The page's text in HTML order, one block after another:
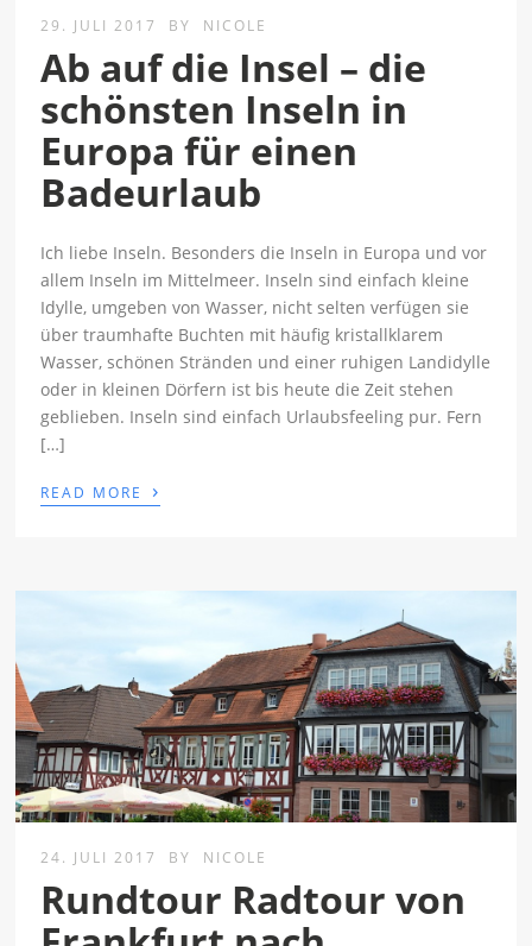
29. JULI 2017 BY NICOLE
Ab auf die Insel – die
schönsten Inseln in
Europa für einen
Badeurlaub
Ich liebe Inseln. Besonders die Inseln in Europa und vor
allem Inseln im Mittelmeer. Inseln sind einfach kleine
Idylle, umgeben von Wasser, nicht selten verfügen sie
über traumhafte Buchten mit häufig kristallklarem
Wasser, schönen Stränden und einer ruhigen Landidylle
oder in kleinen Dörfern ist bis heute die Zeit stehen
geblieben. Inseln sind einfach Urlaubsfeeling pur. Fern
[…]
READ MORE ›
24. JULI 2017 BY NICOLE
Rundtour Radtour von